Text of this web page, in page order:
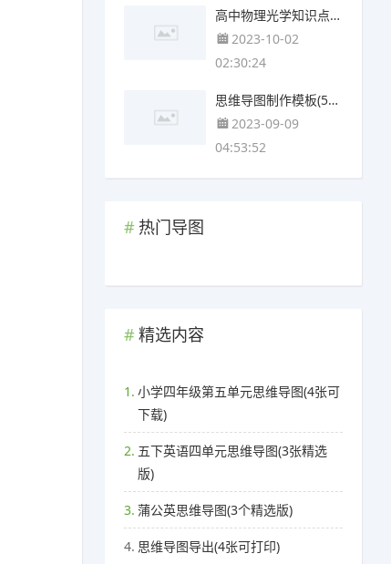
高中物理光学知识点思维导图(4个附下载)
2023-10-02
02:30:24
思维导图制作模板(5张可下载)
2023-09-09
04:53:52
热门导图
精选内容
1. 小学四年级第五单元思维导图(4张可
下载)
2. 五下英语四单元思维导图(3张精选
版)
3. 蒲公英思维导图(3个精选版)
4. 思维导图导出(4张可打印)